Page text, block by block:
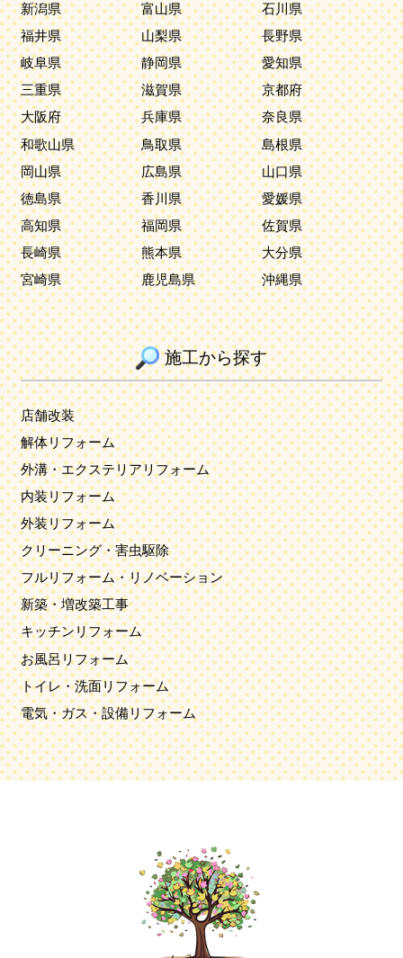
新潟県
富山県
石川県
福井県
山梨県
長野県
岐阜県
静岡県
愛知県
三重県
滋賀県
京都府
大阪府
兵庫県
奈良県
和歌山県
鳥取県
島根県
岡山県
広島県
山口県
徳島県
香川県
愛媛県
高知県
福岡県
佐賀県
長崎県
熊本県
大分県
宮崎県
鹿児島県 沖縄県
施工から探す
店舗改装
解体リフォーム
外溝・エクステリアリフォーム
内装リフォーム
外装リフォーム
クリーニング・害虫駆除
フルリフォーム・リノベーション
新築・増改築工事
キッチンリフォーム
お風呂リフォーム
トイレ・洗面リフォーム
電気・ガス・設備リフォーム